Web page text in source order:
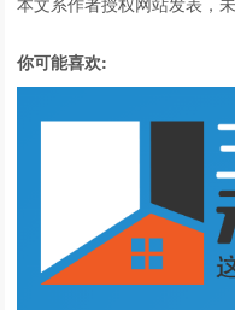
你可能喜欢: